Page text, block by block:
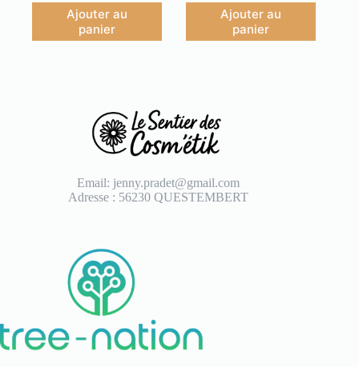
Ajouter au
panier
Ajouter au
panier
Email: jenny.pradet@gmail.com
Adresse : 56230 QUESTEMBERT